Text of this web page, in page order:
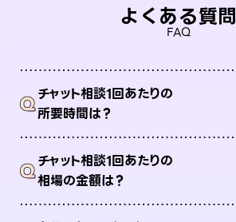
よくある質問
FAQ
Qチャット相談1回あたりの
所要時間は？
Qチャット相談1回あたりの
相場の金額は？